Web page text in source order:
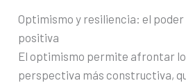
Optimismo y resiliencia: el poder
positiva
El optimismo permite afrontar
perspectiva más constructiva,